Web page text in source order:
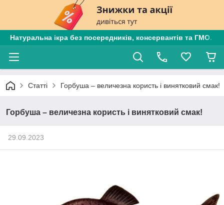
Натуральна ікра без посередників, консервантів та ГМО.
Статті Горбуша – величезна користь і винятковий смак!
Горбуша – величезна користь і винятковий смак!
29.09.2023